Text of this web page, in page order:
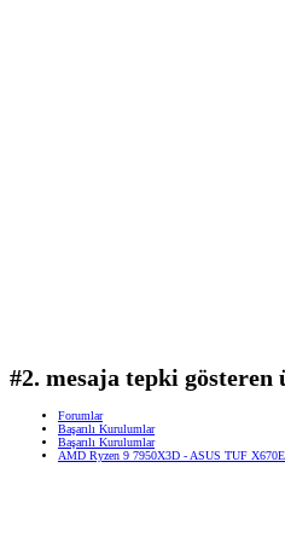
#2. mesaja tepki gösteren
Forumlar
Başarılı Kurulumlar
Başarılı Kurulumlar
AMD Ryzen 9 7950X3D - ASUS TUF